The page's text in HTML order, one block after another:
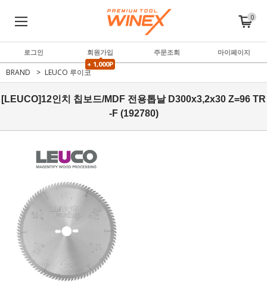
0
로그인
회원가입
+ 1,000P
주문조회 마이페이지
BRAND LEUCO 루이코
[LEUCO]12인치 칩보드/MDF 전용톱날 D300x3,2x30 Z=96 TR
-F (192780)